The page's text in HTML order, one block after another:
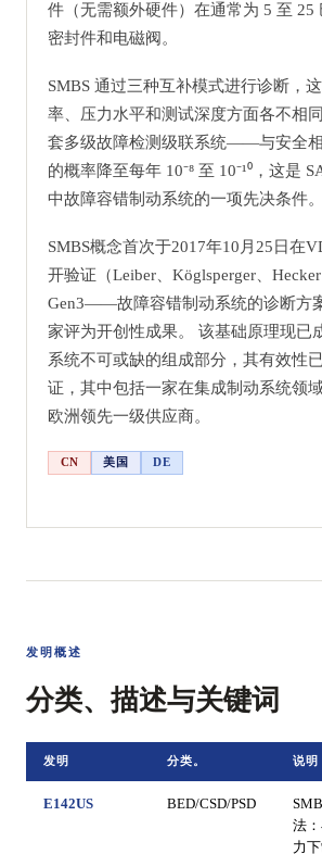
件（无需额外硬件）在通常为 5 至 25
密封件和电磁阀。
SMBS 通过三种互补模式进行诊断，
率、压力水平和测试深度方面各不相
套多级故障检测级联系统——与安全
的概率降至每年 10⁻⁸ 至 10⁻¹⁰，这是
中故障容错制动系统的一项先决条件。
SMBS概念首次于2017年10月25日在
开验证（Leiber、Köglsperger、
Gen3——故障容错制动系统的诊断方
家评为开创性成果。 该基础原理现已
系统不可或缺的组成部分，其有效性
证，其中包括一家在集成制动系统领
欧洲领先一级供应商。
CN 美国 DE
发明概述
分类、描述与关键词
发明 分类。 说明
E142US BED/CSD/PSD
法
力